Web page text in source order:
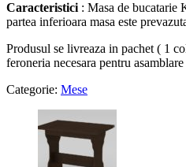
Caracteristici: Masa de bucatarie
partea inferioara masa este
Produsul se livreaza in pachet ( 1
feroneria necesara pentru asamblare
Categorie: Mese